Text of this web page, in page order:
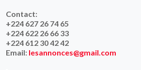
Contact:
+224 627 26 74 65
+224 622 26 66 33
+224 612 30 42 42
Email: lesannonces@gmail.com